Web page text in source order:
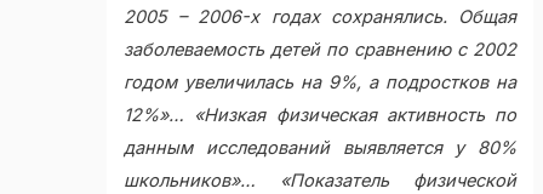
2005 – 2006-х годах сохранялись. Общая
заболеваемость детей по сравнению с 2002
годом увеличилась на 9%, а подростков на
12%»… «Низкая физическая активность по
данным исследований выявляется у 80%
школьников»… «Показатель физической